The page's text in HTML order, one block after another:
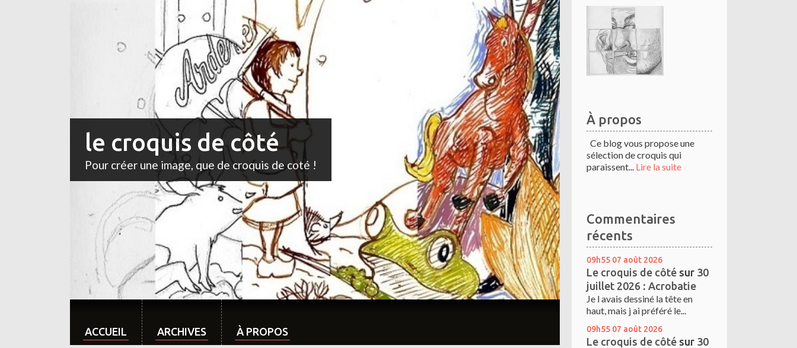
le croquis de côté
Pour créer une image, que de croquis de coté !
ACCUEIL ARCHIVES À PROPOS
À propos
Ce blog vous propose une
sélection de croquis qui
paraissent... Lire la suite
Commentaires
récents
09h55 07 août 2026
Le croquis de côté sur 30
juillet 2026 : Acrobatie
Je l avais dessiné la tête en
haut, mais j ai préféré le...
09h55 07 août 2026
Le croquis de côté sur 30